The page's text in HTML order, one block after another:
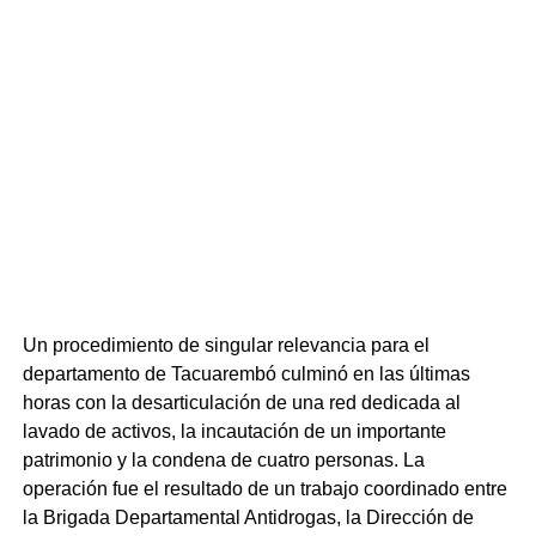
Un procedimiento de singular relevancia para el
departamento de Tacuarembó culminó en las últimas
horas con la desarticulación de una red dedicada al
lavado de activos, la incautación de un importante
patrimonio y la condena de cuatro personas. La
operación fue el resultado de un trabajo coordinado entre
la Brigada Departamental Antidrogas, la Dirección de